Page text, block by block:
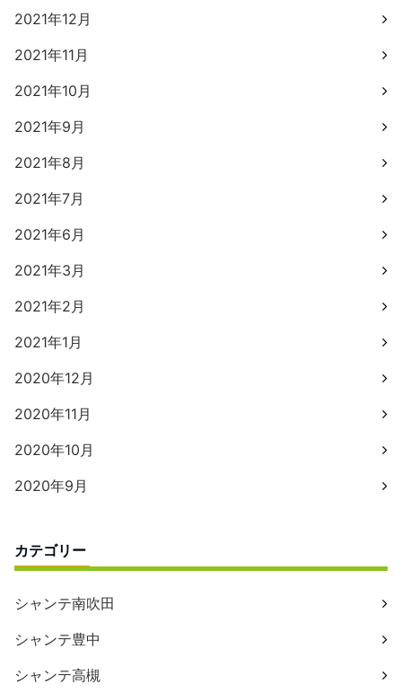
2021年12月
2021年11月
2021年10月
2021年9月
2021年8月
2021年7月
2021年6月
2021年3月
2021年2月
2021年1月
2020年12月
2020年11月
2020年10月
2020年9月
カテゴリー
シャンテ南吹田
シャンテ豊中
シャンテ高槻